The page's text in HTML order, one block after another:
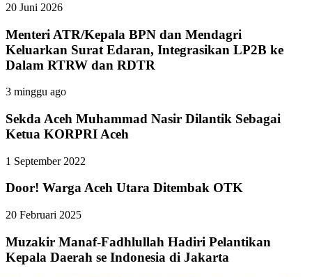
20 Juni 2026
Menteri ATR/Kepala BPN dan Mendagri
Keluarkan Surat Edaran, Integrasikan LP2B ke
Dalam RTRW dan RDTR
3 minggu ago
Sekda Aceh Muhammad Nasir Dilantik Sebagai
Ketua KORPRI Aceh
1 September 2022
Door! Warga Aceh Utara Ditembak OTK
20 Februari 2025
Muzakir Manaf-Fadhlullah Hadiri Pelantikan
Kepala Daerah se Indonesia di Jakarta